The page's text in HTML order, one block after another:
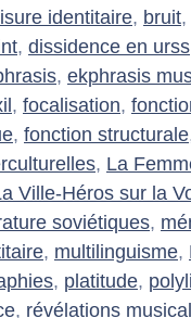
identitaire, bruit,
, dissidence en urss
, ekphrasis
, focalisation,
, fonction structurale
, La
Ville-Héros sur la
soviétiques,
, multilinguisme,
, platitude,
, révélations